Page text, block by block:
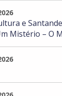
e
Mistério – O